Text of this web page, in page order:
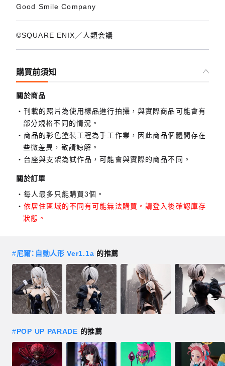
Good Smile Company
©SQUARE ENIX／人類会議
購買前須知
關於商品
刊載的照片為使用樣品進行拍攝，與實際商品可能會有
部分規格不同的情況。
商品的彩色塗裝工程為手工作業，因此商品個體間存在
些微差異，敬請諒解。
台座與支架為試作品，可能會與實際的商品不同。
關於訂單
每人最多只能購買3個。
依居住區域的不同有可能無法購買。請登入後確認庫存
狀態。
#尼爾：自動人形 Ver1.1a 的推薦
#POP UP PARADE 的推薦